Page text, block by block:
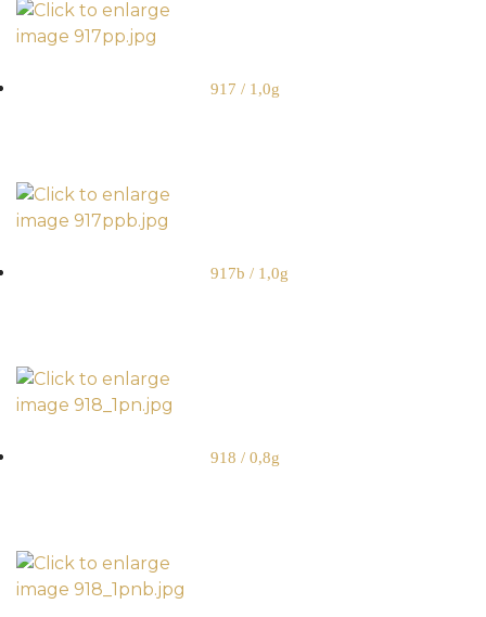
917 / 1,0g
917b / 1,0g
918 / 0,8g